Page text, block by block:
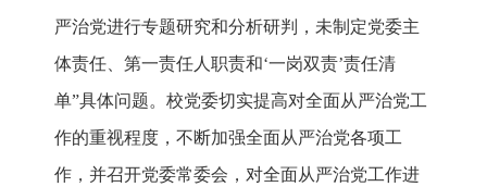
严治党进行专题研究和分析研判，未制定党委主
体责任、第一责任人职责和‘一岗双责’责任清
单”具体问题。校党委切实提高对全面从严治党工
作的重视程度，不断加强全面从严治党各项工
作，并召开党委常委会，对全面从严治党工作进